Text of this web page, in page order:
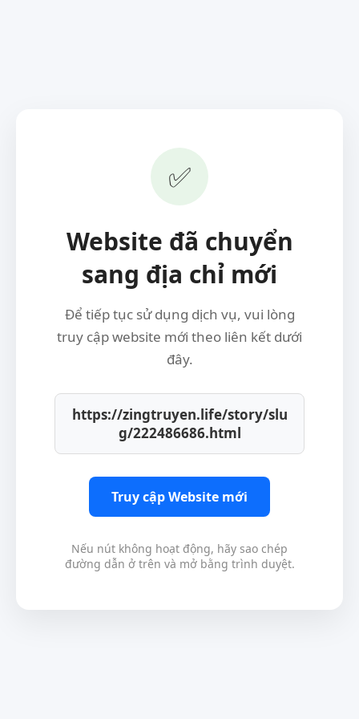
✅
Website đã chuyển
sang địa chỉ mới
Để tiếp tục sử dụng dịch vụ, vui lòng
truy cập website mới theo liên kết dưới
đây.
https://zingtruyen.life/story/slu
g/222486686.html
Truy cập Website mới
Nếu nút không hoạt động, hãy sao chép
đường dẫn ở trên và mở bằng trình duyệt.